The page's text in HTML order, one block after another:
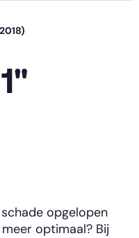
schade opgelopen
optimaal? Bij